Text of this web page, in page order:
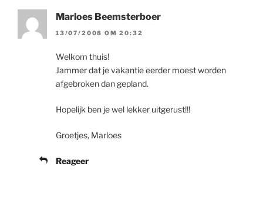
Marloes Beemsterboer
13/07/2008 OM 20:32
Welkom thuis!
Jammer dat je vakantie eerder moest worden
afgebroken dan gepland.
Hopelijk ben je wel lekker uitgerust!!!
Groetjes, Marloes
Reageer